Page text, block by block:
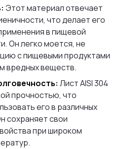
Этот материал отвечает
что делает его
в пищевой
Он легко моется, не
с пищевыми продуктами
вредных веществ.
Лист AISI 304
прочностью, что
его в различных
сохраняет свои
при широком